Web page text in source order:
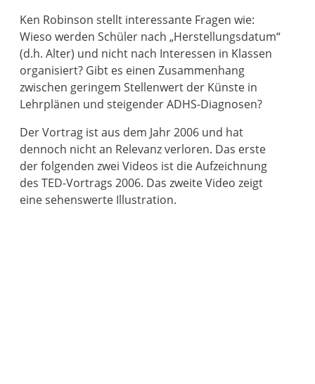
Ken Robinson stellt interessante Fragen wie:
Wieso werden Schüler nach „Herstellungsdatum“
(d.h. Alter) und nicht nach Interessen in Klassen
organisiert? Gibt es einen Zusammenhang
zwischen geringem Stellenwert der Künste in
Lehrplänen und steigender ADHS-Diagnosen?
Der Vortrag ist aus dem Jahr 2006 und hat
dennoch nicht an Relevanz verloren. Das erste
der folgenden zwei Videos ist die Aufzeichnung
des TED-Vortrags 2006. Das zweite Video zeigt
eine sehenswerte Illustration.